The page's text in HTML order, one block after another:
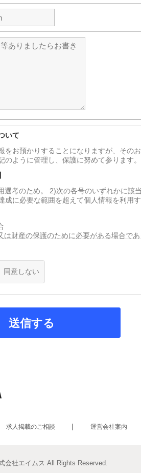
いて
をお預かりすることになりますが、その
のように管理し、保護に努めて参ります。
選考のため。 2)次の各号のいずれかに該
成に必要な範囲を超えて個人情報を利用
は財産の保護のために必要がある場合で
は児童の健全な育成の推進のために特に必
を得ることが困難であるとき
地方公共団体又はその委託を受けた者が法
して協力する必要がある場合であって、本
いる場合を除いて、応募者の個人情報を
することはありません。ただし、官公庁
開示が求められた場合は、関係法令に反し
人情報を提供することは任意です。ただ
の検討ができない場合がありますので、
報の利用目的の通知、開示、内容の訂正
の利用】
同意しない
送信する
求人掲載のご相談 運営会社案内
会社エイムス All Rights Reserved.